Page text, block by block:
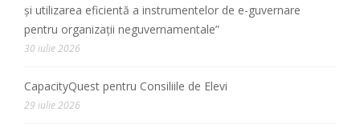
și utilizarea eficientă a instrumentelor de e-guvernare
pentru organizații neguvernamentale”
30 iulie 2026
CapacityQuest pentru Consiliile de Elevi
29 iulie 2026